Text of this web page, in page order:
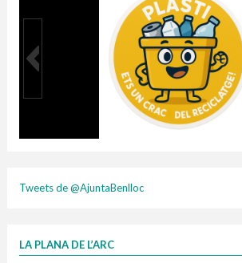
Tweets de @AjuntaBenlloc
LA PLANA DE L’ARC